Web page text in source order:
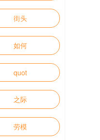
街头
如何
quot
之际
劳模